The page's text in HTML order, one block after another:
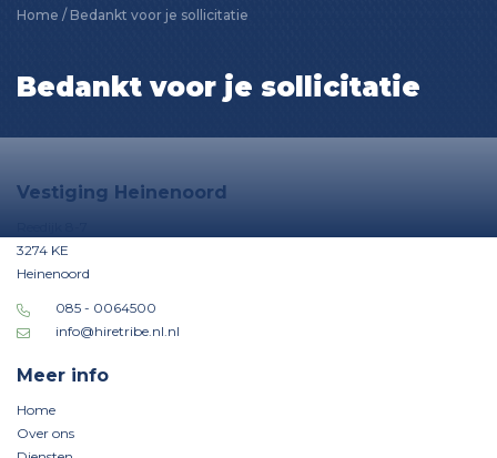
Home /Bedankt voor je sollicitatie
Bedankt voor je sollicitatie
Vestiging Heinenoord
3274 KE
Heinenoord
085 - 0064500
info@hiretribe.nl.nl
Meer info
Home
Over ons